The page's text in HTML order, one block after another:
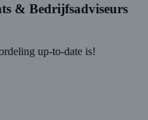
& Bedrijfsadviseurs
up-to-date is!